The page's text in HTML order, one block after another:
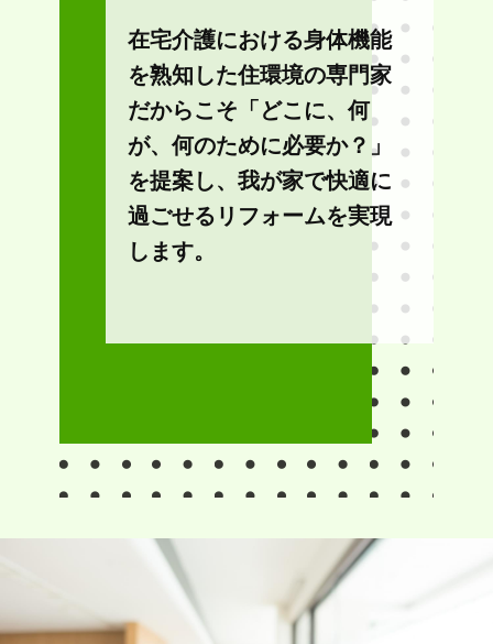
在宅介護における身体機能
を熟知した住環境の専門家
だからこそ「どこに、何
が、何のために必要か？」
を提案し、我が家で快適に
過ごせるリフォームを実現
します。